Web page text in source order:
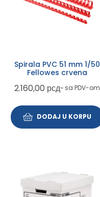
Spirala PVC 51 mm 1/50
Fellowes crvena
2.160,00 рсд~ sa PDV-om
DODAJ U KORPU